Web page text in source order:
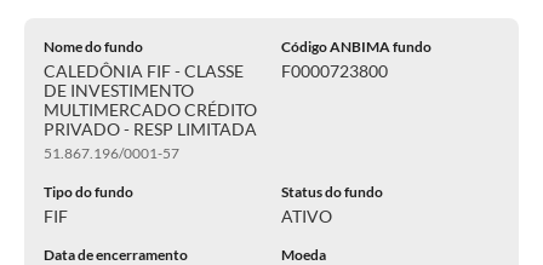
Nome do fundo
CALEDÔNIA FIF - CLASSE
DE INVESTIMENTO
MULTIMERCADO CRÉDITO
PRIVADO - RESP LIMITADA
51.867.196/0001-57
Código ANBIMA fundo
F0000723800
Tipo do fundo
FIF
Status do fundo
ATIVO
Data de encerramento Moeda